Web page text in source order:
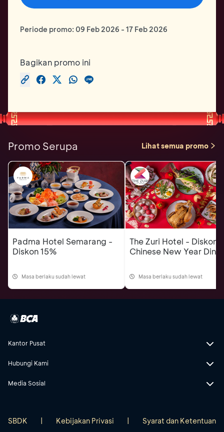
Periode promo: 09 Feb 2026 - 17 Feb 2026
Bagikan promo ini
Promo Serupa Lihat semua promo
Padma Hotel Semarang -
Diskon 15%
Masa berlaku sudah lewat
The Zuri Hotel - Diskon
Chinese New Year
Masa berlaku sudah lewat
Kantor Pusat
Hubungi Kami
Media Sosial
SBDK | Kebijakan Privasi | Syarat dan Ketentuan